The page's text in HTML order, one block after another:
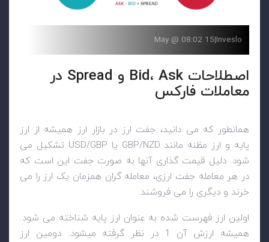
Inveslo
|
15 May @ 08:02
اصطلاحات Bid، Ask و Spread در
معاملات فارکس
همانطور که می دانید، جفت ارز در بازار ارز همیشه از ارز
پایه و ارز مظنه مانند GBP/NZD یا USD/GBP تشکیل می
شود. دلیل قیمت گذاری آنها به صورت جفت این است که
در هر معامله جفت ارزی، معامله گران همزمان یک ارز را می
خرند و دیگری را می فروشند.
اولین ارز فهرست شده به عنوان ارز پایه شناخته می شود.
همیشه ارزش آن 1 در نظر گرفته میشود. دومین ارز